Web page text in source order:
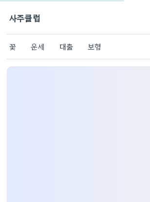
사주클럽
꽃 운세 대출 보험